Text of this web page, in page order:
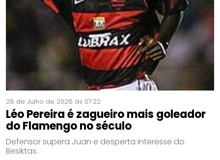
28 de Julho de 2026 às 07:22
Léo Pereira é zagueiro mais goleador
do Flamengo no século
Defensor supera Juan e desperta interesse do
Besiktas.